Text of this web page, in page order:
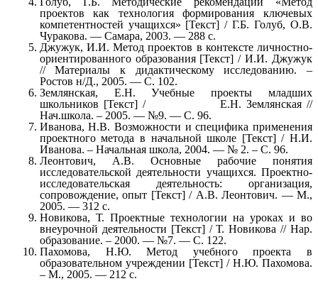
проектов как технология формирования ключевых
компетентностей учащихся» [Текст] / Г.Б. Голуб, О.В.
Чуракова. — Самара, 2003. — 288 с.
Джужук, И.И. Метод проектов в контексте личностно-
ориентированного образования [Текст] / И.И. Джужук
// Материалы к дидактическому исследованию. –
Ростов н/Д., 2005. — С. 102.
Землянская, Е.Н. Учебные проекты младших
школьников [Текст] / Е.Н. Землянская //
Нач.школа. – 2005. — №9. — С. 96.
Иванова, Н.В. Возможности и специфика применения
проектного метода в начальной школе [Текст] / Н.И.
Иванова. – Начальная школа, 2004. — № 2. – С. 96.
Леонтович, А.В. Основные рабочие понятия
исследовательской деятельности учащихся. Проектно-
исследовательская деятельность: организация,
сопровождение, опыт [Текст] / А.В. Леонтович. — М.,
2005. — 312 с.
Новикова, Т. Проектные технологии на уроках и во
внеурочной деятельности [Текст] / Т. Новикова // Нар.
образование. – 2000. — №7. — С. 122.
Пахомова, Н.Ю. Метод учебного проекта в
образовательном учреждении [Текст] / Н.Ю. Пахомова.
– М., 2005. — 212 с.